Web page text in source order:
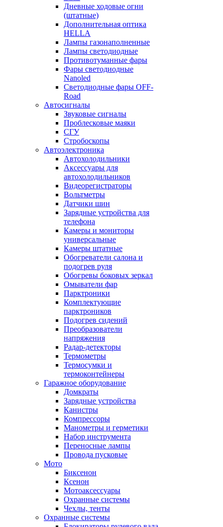
Дневные ходовые огни
(штатные)
Дополнительная оптика
HELLA
Лампы газонаполненные
Лампы светодиодные
Противотуманные фары
Фары светодиодные
Nanoled
Светодиодные фары OFF-
Road
Автосигналы
Звуковые сигналы
Проблесковые маяки
СГУ
Стробоскопы
Автоэлектроника
Автохолодильники
Аксессуары для
автохолодильников
Видеорегистраторы
Вольтметры
Датчики шин
Зарядные устройства для
телефона
Камеры и мониторы
универсальные
Камеры штатные
Обогреватели салона и
подогрев руля
Обогревы боковых зеркал
Омыватели фар
Парктроники
Комплектующие
парктроников
Подогрев сидений
Преобразователи
напряжения
Радар-детекторы
Термометры
Термосумки и
термоконтейнеры
Гаражное оборудование
Домкраты
Зарядные устройства
Канистры
Компрессоры
Манометры и герметики
Набор инструмента
Переносные лампы
Провода пусковые
Мото
Биксенон
Ксенон
Мотоаксессуары
Охранные системы
Чехлы, тенты
Охранные системы